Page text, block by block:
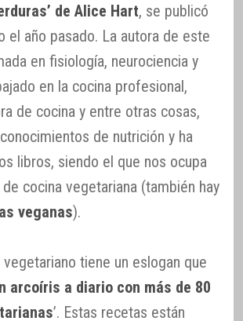
de Alice Hart, se publicó
el año pasado. La autora de este
en fisiología, neurociencia y
en la cocina profesional,
de cocina y entre otras cosas,
de nutrición y ha
libros, siendo el que nos ocupa
cocina vegetariana (también hay
veganas).
tiene un eslogan que
arcoíris a diario con más de 80
’. Estas recetas están